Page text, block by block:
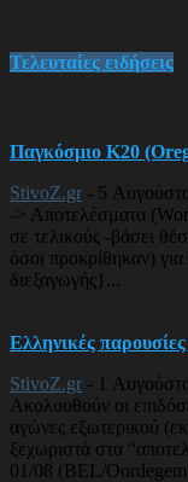
Τελευταίες ειδήσεις
Παγκόσμιο Κ20
StivoZ.gr - 5
-> Αποτελέσματα
σε τελικούς -βάσει
όσοι προκρίθηκαν)
διεξαγωγής}...
Ελληνικές
StivoZ.gr - 1
Ακολουθούν οι
αγώνες εξωτερικού
ξεχωριστά στα
01/08 (BEL/